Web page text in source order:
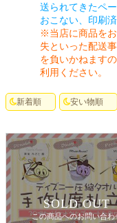
送られてきたペ
おこない、印刷
※当店に商品を
失といった配送
を負いかねます
利用ください。
新着順 安い物順
SOLD OUT
この商品へのお問い合わ